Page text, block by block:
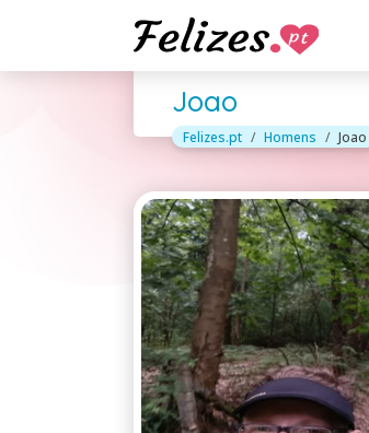
Joao
Felizes.pt Homens Joao